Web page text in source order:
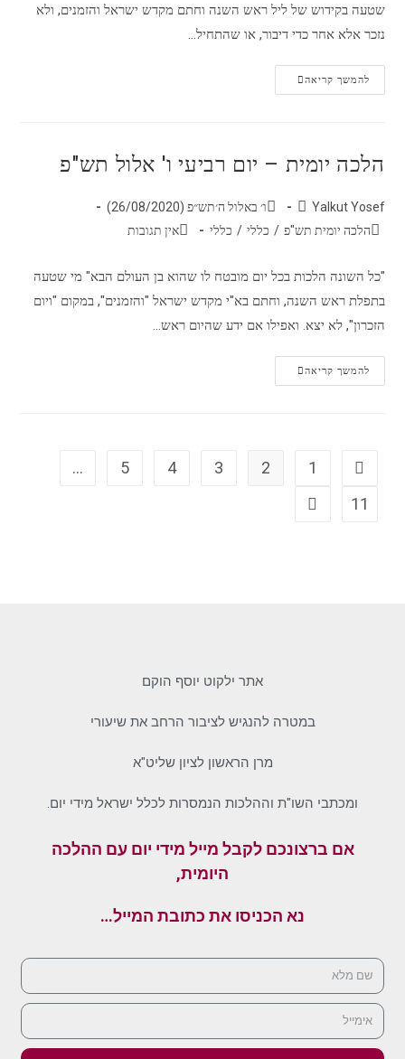
שטעה בקידוש של ליל ראש השנה וחתם מקדש ישראל והזמנים, ולא
נזכר אלא אחר כדי דיבור, או שהתחיל…
להמשך קריאה
הלכה יומית – יום רביעי ו' אלול תש"פ
Yalkut Yosef
ו׳ באלול ה׳תש״פ (26/08/2020)
הלכה יומית תש"פ / כללי / כללי אין תגובות
"כל השונה הלכות בכל יום מובטח לו שהוא בן העולם הבא" מי שטעה
בתפלת ראש השנה, וחתם בא"י מקדש ישראל "והזמנים", במקום "ויום
הזכרון", לא יצא. ואפילו אם ידע שהיום ראש…
להמשך קריאה
1
2
3
4
5
…
11
אתר ילקוט יוסף הוקם
במטרה להנגיש לציבור הרחב את שיעורי
מרן הראשון לציון שליט"א
ומכתבי השו"ת וההלכות הנמסרות לכלל ישראל מידי יום.
אם ברצונכם לקבל מייל מידי יום עם ההלכה
היומית,
נא הכניסו את כתובת המייל…